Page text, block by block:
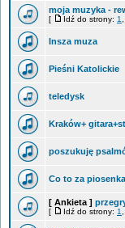
moja muzyka -
[ Idź do strony: 1
Insza muza
Pieśni Katolickie
teledysk
Kraków+
poszukuję
Co to za
[ Ankieta ]
[ Idź do strony: 1